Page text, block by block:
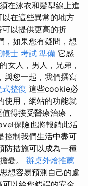
在泳衣和髮型線上進
在這些異常的地方
以提供更高的折
，如果您有疑問，想
帳士 考試 準備 它感
女人，男人，兄弟，
與您一起，我們撰寫
式整復 這些cookie必
使用，網站的功能就
得接受醫療治療，
保險也將報銷此活
控制我們生活中盡可
防措施可以成為一種
憂。 辦桌外燴推薦
想容易預測自己的處
以給您錯誤的安全